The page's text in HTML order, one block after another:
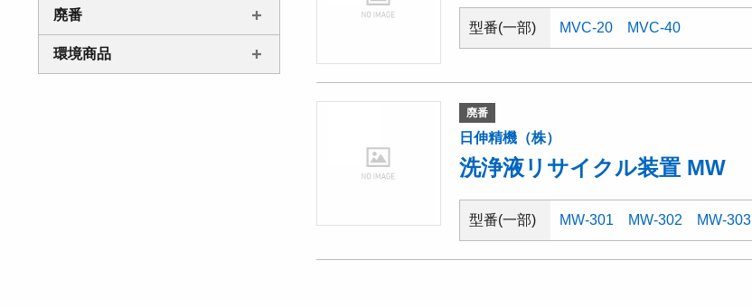
廃番
環境商品
型番(一部) MVC-20 MVC-40
廃番
日伸精機（株）
洗浄液リサイクル装置 MW
型番(一部) MW-301 MW-302 MW-303